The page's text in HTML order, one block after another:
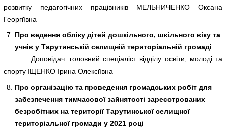
розвитку педагогічних працівників МЕЛЬНИЧЕНКО Оксана
Георгіївна
Про ведення обліку дітей дошкільного, шкільного віку та
учнів у Тарутинській селищній територіальній громаді
Доповідач: головний спеціаліст відділу освіти, молоді та
спорту ІЩЕНКО Ірина Олексіївна
Про організацію та проведення громадських робіт для
забезпечення тимчасової зайнятості зареєстрованих
безробітних на території Тарутинської селищної
територіальної громади у 2021 році